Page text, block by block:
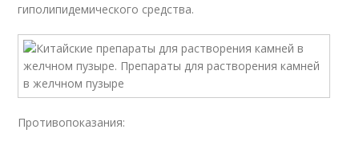
гиполипидемического средства.
Противопоказания: